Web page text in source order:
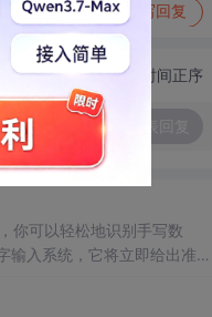
写回复
切换为时间正序
你可以轻松地识别手写数
输入系统，它将立即给出准确